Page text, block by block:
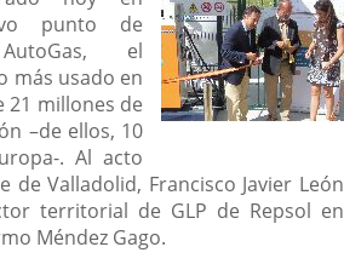
punto de
el
más usado en
21 millones de
–de ellos, 10
. Al acto
de Valladolid, Francisco Javier León
territorial de GLP de Repsol en
Méndez Gago.